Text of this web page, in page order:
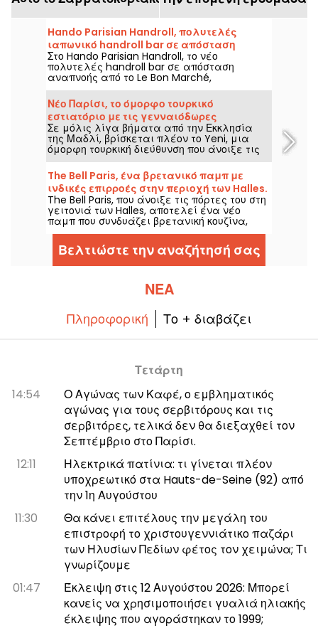
Hando Parisian Handroll, πολυτελές
ιαπωνικό handroll bar σε απόσταση
αναπνοής από το Le Bon Marché
Στο Hando Parisian Handroll, το νέο
πολυτελές handroll bar σε απόσταση
αναπνοής από το Le Bon Marché,
ανακαλύψτε τα handrolls, μια ιαπωνική
λιχουδιά που ήρθε από τις Ηνωμένες
Πολιτείες!
Νέο Παρίσι, το όμορφο τουρκικό
εστιατόριο με τις γενναιόδωρες
ανατολικές σπεσιαλιτέ, στη γειτονιά
Μαδελίν
Σε μόλις λίγα βήματα από την Εκκλησία
της Μαδλί, βρίσκεται πλέον το Yeni, μια
όμορφη τουρκική διεύθυνση που άνοιξε τις
πόρτες της στους λάτρεις αυτής της
κουζίνας γεμάτης ήλιο και γεύση από τα
τέλη του 2025. Ένα φιλικό τραπέζι, ιδανικό
για ένα ποτό γύρω από τα μεζέ το βράδυ,
όπου η εξυπηρέτηση είναι τόσο θερμή όσο
και οι πιάτες.
The Bell Paris, ένα βρετανικό παμπ με
ινδικές επιρροές στην περιοχή των Halles.
The Bell Paris, που άνοιξε τις πόρτες του στη
γειτονιά των Halles, αποτελεί ένα νέο
παμπ που συνδυάζει βρετανική κουζίνα,
ινδικά μπαχαρικά, σπιτικά κοκτέιλ και
χειροποίητες μπύρες σε ένα σκηνικό που
υπογράφει ο Jim Hamilton.
Βελτιώστε την αναζήτησή σας
ΝΈΑ
Πληροφορική Το + διαβάζει
Τετάρτη
14:54
Ο Αγώνας των Καφέ, ο εμβληματικός
αγώνας για τους σερβιτόρους και τις
σερβιτόρες, τελικά δεν θα διεξαχθεί τον
Σεπτέμβριο στο Παρίσι.
12:11
Ηλεκτρικά πατίνια: τι γίνεται πλέον
υποχρεωτικό στα Hauts-de-Seine (92) από
την 1η Αυγούστου
11:30
Θα κάνει επιτέλους την μεγάλη του
επιστροφή το χριστουγεννιάτικο παζάρι
των Ηλυσίων Πεδίων φέτος τον χειμώνα; Τι
γνωρίζουμε
01:47
Έκλειψη στις 12 Αυγούστου 2026: Μπορεί
κανείς να χρησιμοποιήσει γυαλιά ηλιακής
έκλειψης που αγοράστηκαν το 1999;